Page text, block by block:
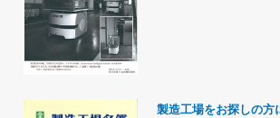
製造工場をお探しの方